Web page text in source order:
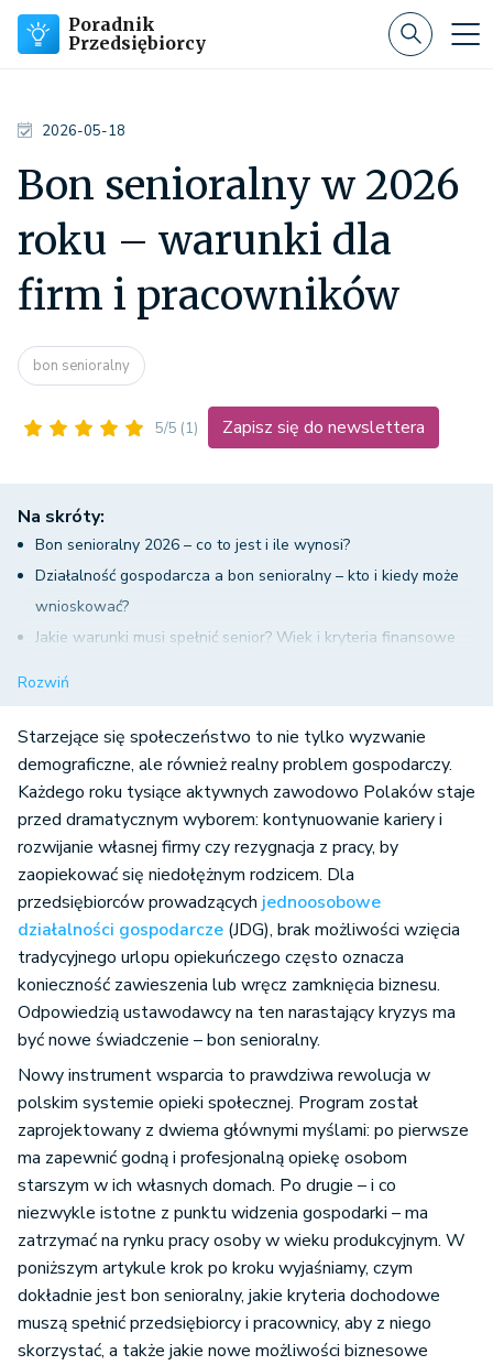
Poradnik
Przedsiębiorcy
2026-05-18
Bon senioralny w 2026
roku – warunki dla
firm i pracowników
bon senioralny
5/5 (1) Zapisz się do newslettera
Na skróty:
Bon senioralny 2026 – co to jest i ile wynosi?
Działalność gospodarcza a bon senioralny – kto i kiedy może
wnioskować?
Jakie warunki musi spełnić senior? Wiek i kryteria finansowe
Perspektywa działów HR – jak bon senioralny wpłynie na
rynek pracy?
Najczęstsze błędy we wnioskach – na co uważać?
Podsumowanie
Rozwiń
Starzejące się społeczeństwo to nie tylko wyzwanie
demograficzne, ale również realny problem gospodarczy.
Każdego roku tysiące aktywnych zawodowo Polaków staje
przed dramatycznym wyborem: kontynuowanie kariery i
rozwijanie własnej firmy czy rezygnacja z pracy, by
zaopiekować się niedołężnym rodzicem. Dla
przedsiębiorców prowadzących jednoosobowe
działalności gospodarcze (JDG), brak możliwości wzięcia
tradycyjnego urlopu opiekuńczego często oznacza
konieczność zawieszenia lub wręcz zamknięcia biznesu.
Odpowiedzią ustawodawcy na ten narastający kryzys ma
być nowe świadczenie – bon senioralny.
Nowy instrument wsparcia to prawdziwa rewolucja w
polskim systemie opieki społecznej. Program został
zaprojektowany z dwiema głównymi myślami: po pierwsze
ma zapewnić godną i profesjonalną opiekę osobom
starszym w ich własnych domach. Po drugie – i co
niezwykle istotne z punktu widzenia gospodarki – ma
zatrzymać na rynku pracy osoby w wieku produkcyjnym. W
poniższym artykule krok po kroku wyjaśniamy, czym
dokładnie jest bon senioralny, jakie kryteria dochodowe
muszą spełnić przedsiębiorcy i pracownicy, aby z niego
skorzystać, a także jakie nowe możliwości biznesowe